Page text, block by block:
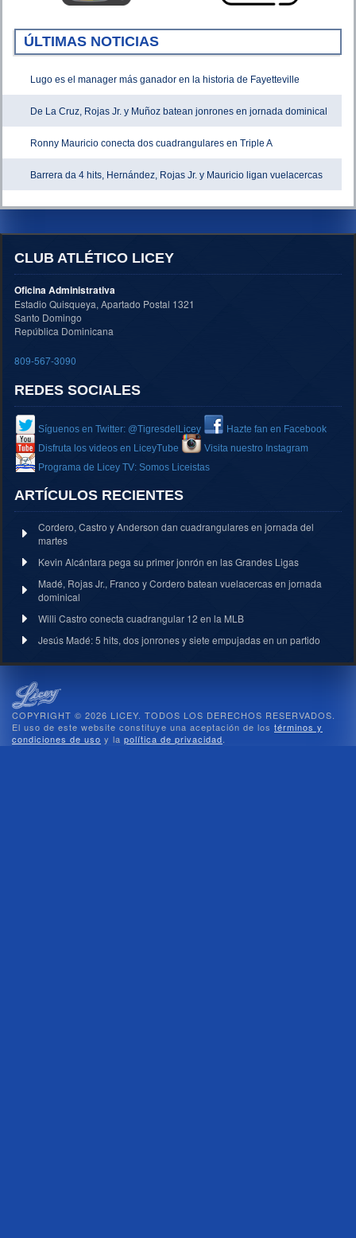
ÚLTIMAS NOTICIAS
Lugo es el manager más ganador en la historia de Fayetteville
De La Cruz, Rojas Jr. y Muñoz batean jonrones en jornada dominical
Ronny Mauricio conecta dos cuadrangulares en Triple A
Barrera da 4 hits, Hernández, Rojas Jr. y Mauricio ligan vuelacercas
CLUB ATLÉTICO LICEY
Oficina Administrativa
Estadio Quisqueya, Apartado Postal 1321
Santo Domingo
República Dominicana
809-567-3090
REDES SOCIALES
Síguenos en Twitter: @TigresdelLicey
Hazte fan en Facebook
Disfruta los videos en LiceyTube
Visita nuestro Instagram
Programa de Licey TV: Somos Liceistas
ARTÍCULOS RECIENTES
Cordero, Castro y Anderson dan cuadrangulares en jornada del
martes
Kevin Alcántara pega su primer jonrón en las Grandes Ligas
Madé, Rojas Jr., Franco y Cordero batean vuelacercas en jornada
dominical
Willi Castro conecta cuadrangular 12 en la MLB
Jesús Madé: 5 hits, dos jonrones y siete empujadas en un partido
COPYRIGHT © 2026 LICEY. TODOS LOS DERECHOS RESERVADOS.
El uso de este website constituye una aceptación de los términos y
condiciones de uso y la política de privacidad.